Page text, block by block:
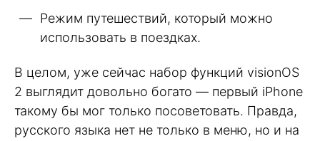
Режим путешествий, который можно
использовать в поездках.
В целом, уже сейчас набор функций visionOS
2 выглядит довольно богато — первый iPhone
такому бы мог только посоветовать. Правда,
русского языка нет не только в меню, но и на